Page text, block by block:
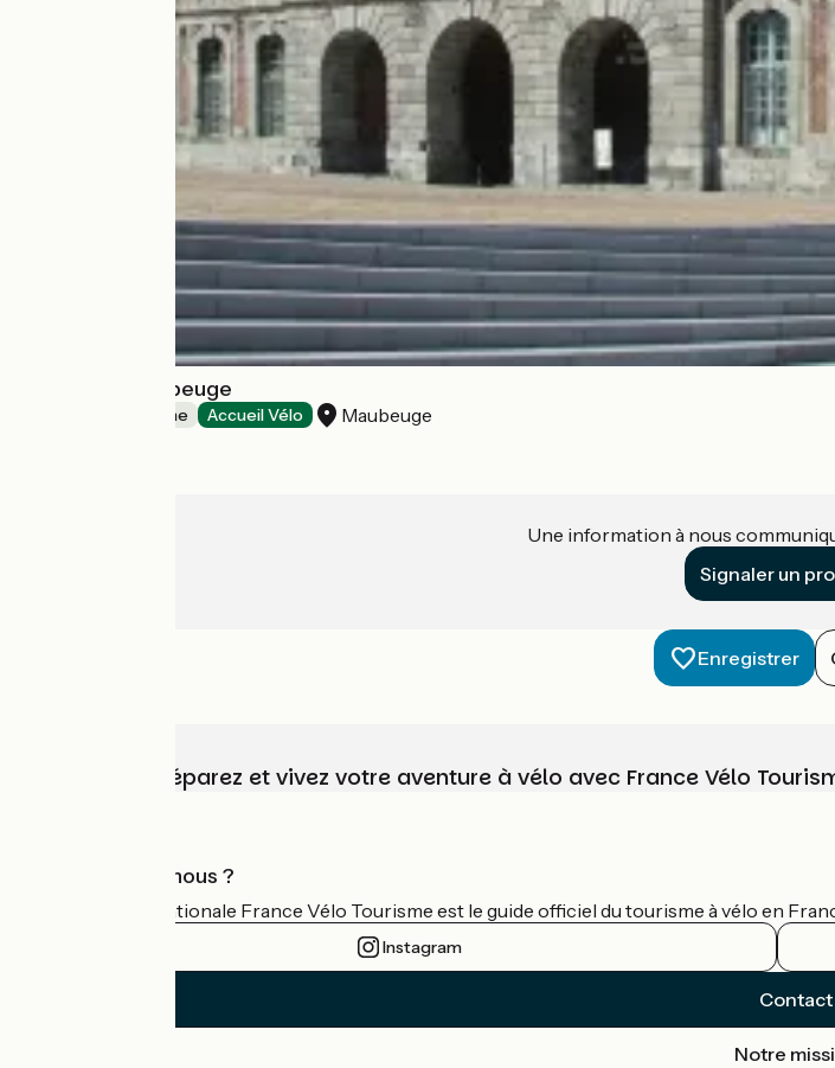
Bureau de Maubeuge
Offices de Tourisme Accueil Vélo Maubeuge
Une information à nous
Signaler un
Enregistrer
Choisissez, préparez et vivez votre aventure à vélo avec France Vélo
Qui sommes-nous ?
L'association nationale France Vélo Tourisme est le guide officiel du tourisme à vélo en
Instagram
Contact
Notre